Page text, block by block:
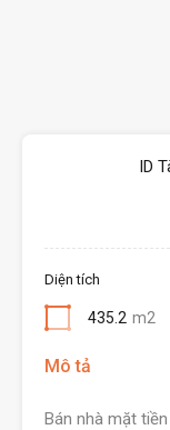
ID
Diện tích
435.2 m2
Mô tả
Bán nhà mặt